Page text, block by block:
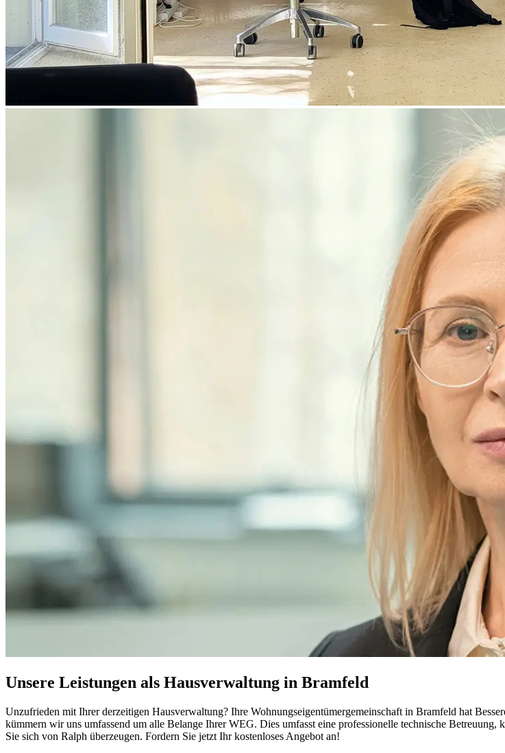
Unsere Leistungen als Hausverwaltung in Bramfeld
Unzufrieden mit Ihrer derzeitigen Hausverwaltung? Ihre Wohnungseigentümergemeinschaft in Bramfeld hat
kümmern wir uns umfassend um alle Belange Ihrer WEG. Dies umfasst eine professionelle technische
Sie sich von Ralph überzeugen. Fordern Sie jetzt Ihr kostenloses Angebot an!